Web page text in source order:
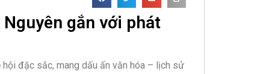
gắn với phát
đặc sắc, mang dấu ấn văn hóa – lịch sử